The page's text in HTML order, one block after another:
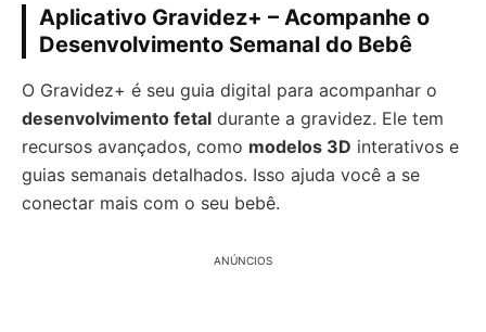
Aplicativo Gravidez+ – Acompanhe o
Desenvolvimento Semanal do Bebê
O Gravidez+ é seu guia digital para acompanhar o
desenvolvimento fetal durante a gravidez. Ele tem
recursos avançados, como modelos 3D interativos e
guias semanais detalhados. Isso ajuda você a se
conectar mais com o seu bebê.
ANÚNCIOS